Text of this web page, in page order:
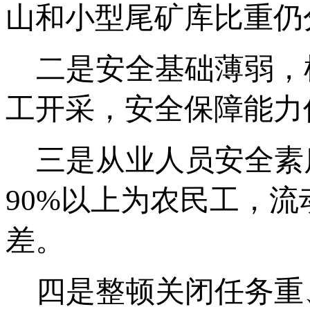
山和小型尾矿库比重
二是安全基础薄弱，
工开采，安全保障能
三是从业人员安全素
90%以上为农民工，
差。
四是整顿关闭任务